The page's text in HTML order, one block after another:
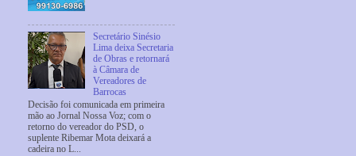
Secretário Sinésio
Lima deixa Secretaria
de Obras e retornará
à Câmara de
Vereadores de
Barrocas
Decisão foi comunicada em primeira
mão ao Jornal Nossa Voz; com o
retorno do vereador do PSD, o
suplente Ribemar Mota deixará a
cadeira no L...